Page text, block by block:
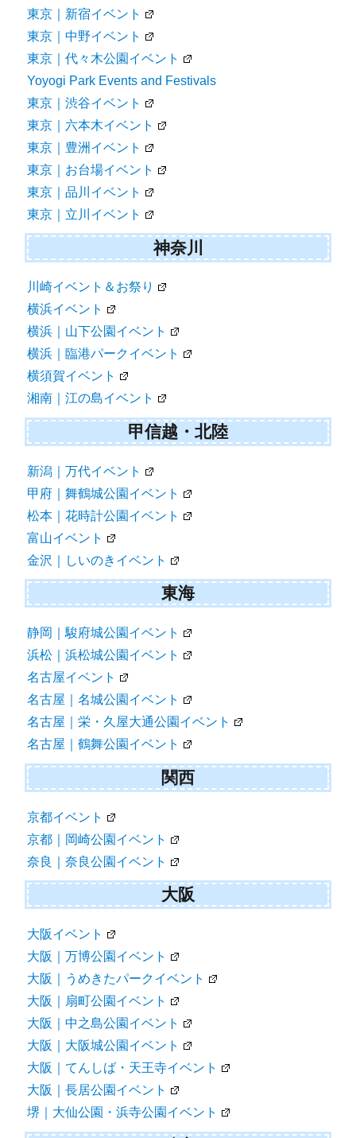
東京｜新宿イベント
東京｜中野イベント
東京｜代々木公園イベント
Yoyogi Park Events and Festivals
東京｜渋谷イベント
東京｜六本木イベント
東京｜豊洲イベント
東京｜お台場イベント
東京｜品川イベント
東京｜立川イベント
神奈川
川崎イベント＆お祭り
横浜イベント
横浜｜山下公園イベント
横浜｜臨港パークイベント
横須賀イベント
湘南｜江の島イベント
甲信越・北陸
新潟｜万代イベント
甲府｜舞鶴城公園イベント
松本｜花時計公園イベント
富山イベント
金沢｜しいのきイベント
東海
静岡｜駿府城公園イベント
浜松｜浜松城公園イベント
名古屋イベント
名古屋｜名城公園イベント
名古屋｜栄・久屋大通公園イベント
名古屋｜鶴舞公園イベント
関西
京都イベント
京都｜岡崎公園イベント
奈良｜奈良公園イベント
大阪
大阪イベント
大阪｜万博公園イベント
大阪｜うめきたパークイベント
大阪｜扇町公園イベント
大阪｜中之島公園イベント
大阪｜大阪城公園イベント
大阪｜てんしば・天王寺イベント
大阪｜長居公園イベント
堺｜大仙公園・浜寺公園イベント